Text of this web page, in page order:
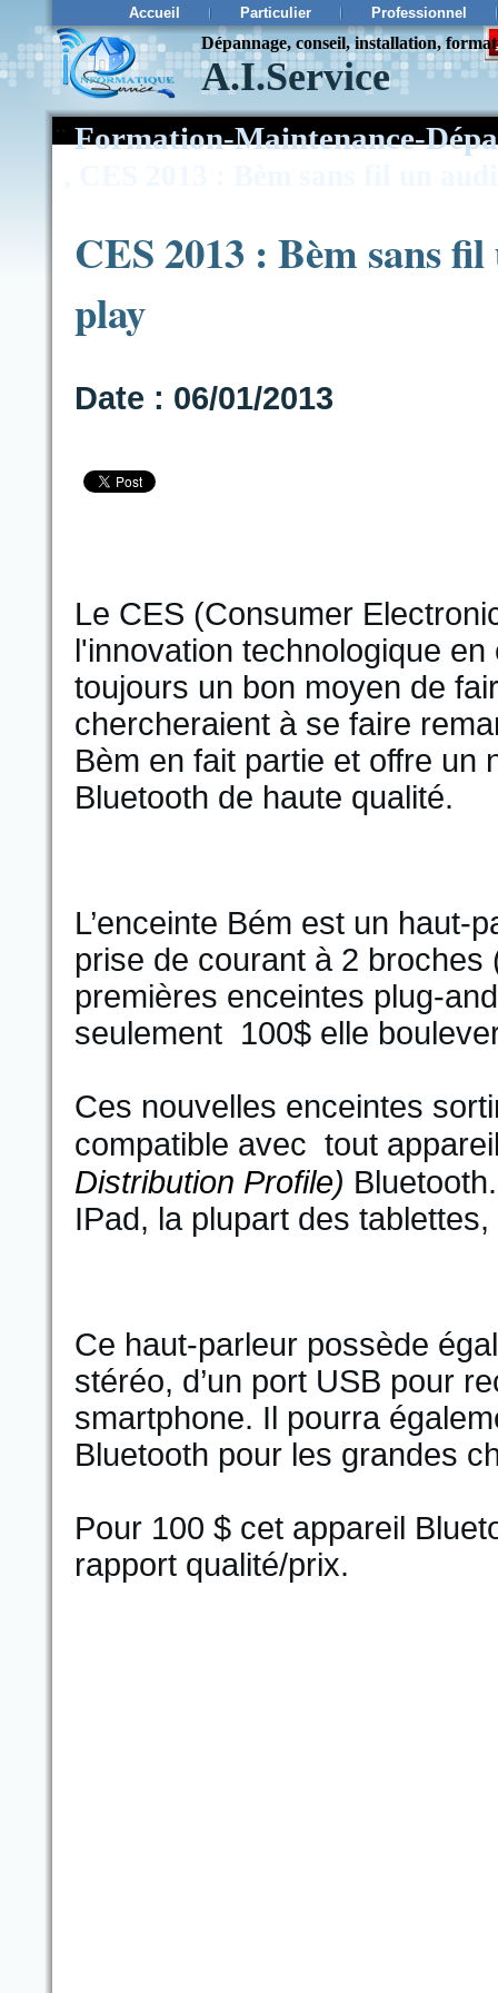
Accueil Particulier Professionnel
Dépannage, conseil, installation,
A.I.Service
¨ Formation-Maintenance-
CES 2013 : Bèm sans
play
Date : 06/01/2013
Le CES (Consumer
l'innovation technologique
toujours un bon moyen de
chercheraient à se faire
Bèm en fait partie et offre
Bluetooth de haute qualité.
L’enceinte Bém est un haut-
prise de courant à 2 broches
premières enceintes plug-
seulement 100$ elle
Ces nouvelles enceintes
compatible avec tout
Distribution Profile)
IPad, la plupart des
Ce haut-parleur possède
stéréo, d’un port USB pour
smartphone. Il pourra
Bluetooth pour les grandes
Pour 100 $ cet appareil
rapport qualité/prix.